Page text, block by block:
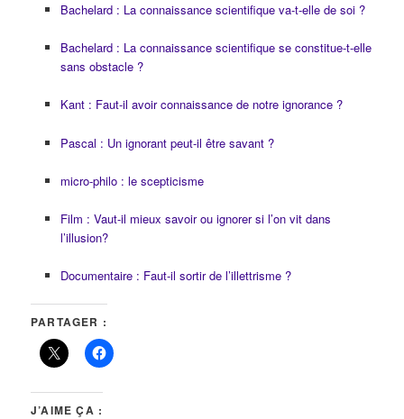
Bachelard : La connaissance scientifique va-t-elle de soi ?
Bachelard : La connaissance scientifique se constitue-t-elle
sans obstacle ?
Kant : Faut-il avoir connaissance de notre ignorance ?
Pascal : Un ignorant peut-il être savant ?
micro-philo : le scepticisme
Film : Vaut-il mieux savoir ou ignorer si l’on vit dans
l’illusion?
Documentaire : Faut-il sortir de l’illettrisme ?
PARTAGER :
J’AIME ÇA :